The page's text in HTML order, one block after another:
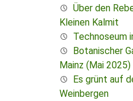
Über den
Kleinen Kalmit
Technoseum
Botanischer
Mainz (Mai 2025)
Es grünt auf
Weinbergen